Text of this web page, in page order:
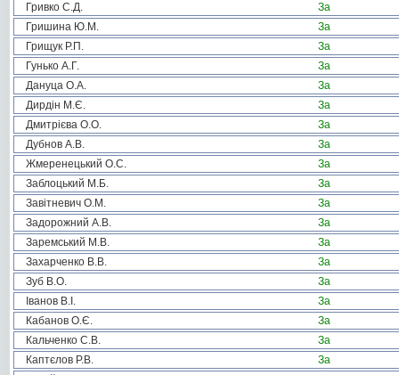
Гривко С.Д.
За
Гришина Ю.М.
За
Грищук Р.П.
За
Гунько А.Г.
За
Дануца О.А.
За
Дирдін М.Є.
За
Дмитрієва О.О.
За
Дубнов А.В.
За
Жмеренецький О.С.
За
Заблоцький М.Б.
За
Завітневич О.М.
За
Задорожний А.В.
За
Заремський М.В.
За
Захарченко В.В.
За
Зуб В.О.
За
Іванов В.І.
За
Кабанов О.Є.
За
Кальченко С.В.
За
Каптєлов Р.В.
За